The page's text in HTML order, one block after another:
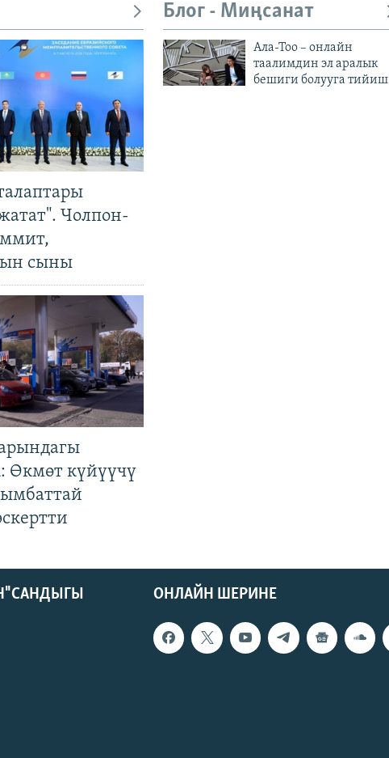
Чолпон-
сыны
Өкмөт күйүүчү
Блог - Миңсанат
Ала-Тоо – онлайн
таалимдин эл аралык
бешиги болууга тийиш
ОНЛАЙН ШЕРИНЕ
САНДЫГЫ